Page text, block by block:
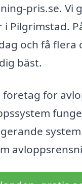
pris.se.
Pilgrimstad.
och få
bäst.
för